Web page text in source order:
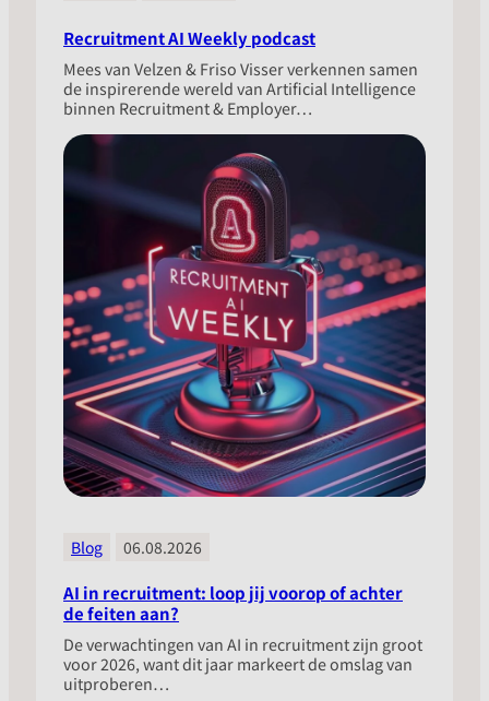
Recruitment AI Weekly podcast
Mees van Velzen & Friso Visser verkennen samen
de inspirerende wereld van Artificial Intelligence
binnen Recruitment & Employer…
Blog 06.08.2026
AI in recruitment: loop jij voorop of achter
de feiten aan?
​De verwachtingen van AI in recruitment zijn groot
voor 2026, want dit jaar markeert de omslag van
uitproberen…